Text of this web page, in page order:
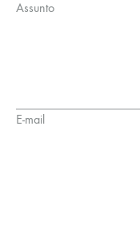
Assunto
E-mail